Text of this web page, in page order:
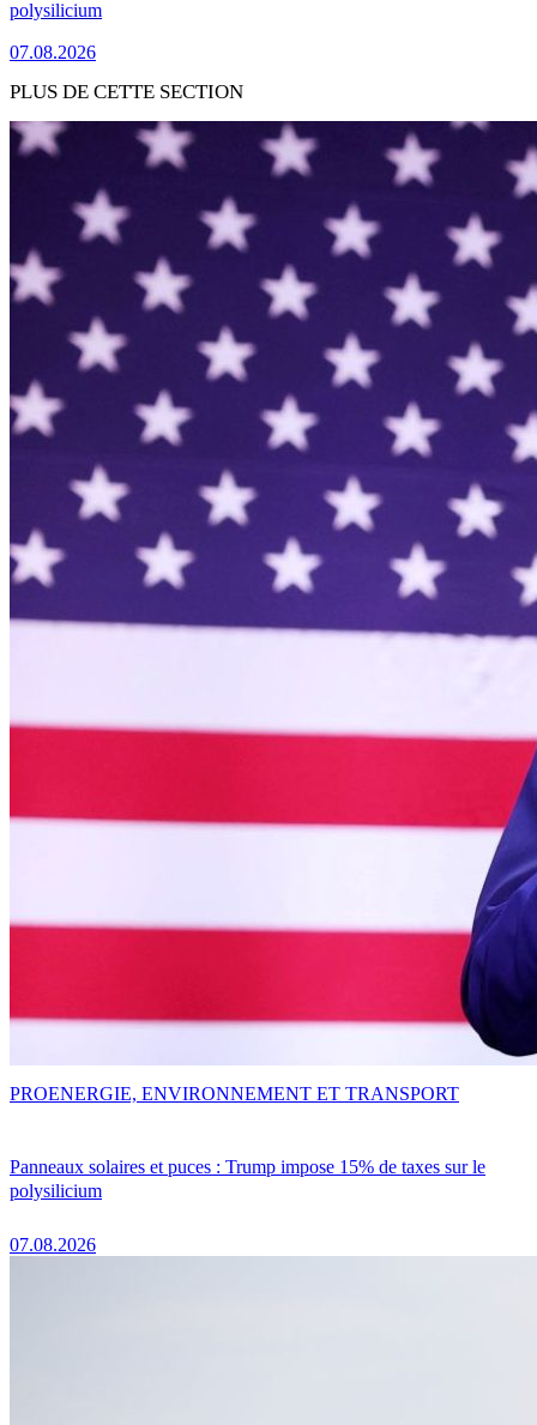
polysilicium
07.08.2026
PLUS DE CETTE SECTION
Panneaux solaires et puces : Trump impose 15% de taxes sur le
polysilicium
07.08.2026
PROENERGIE, ENVIRONNEMENT ET TRANSPORT